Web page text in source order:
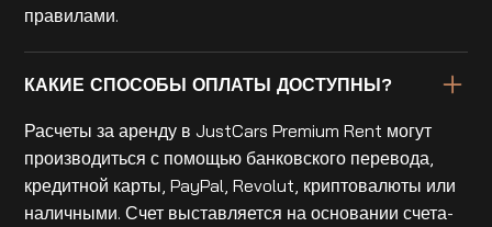
правилами.
КАКИЕ СПОСОБЫ ОПЛАТЫ ДОСТУПНЫ?
Расчеты за аренду в JustCars Premium Rent могут
производиться с помощью банковского перевода,
кредитной карты, PayPal, Revolut, криптовалюты или
наличными. Счет выставляется на основании счета-